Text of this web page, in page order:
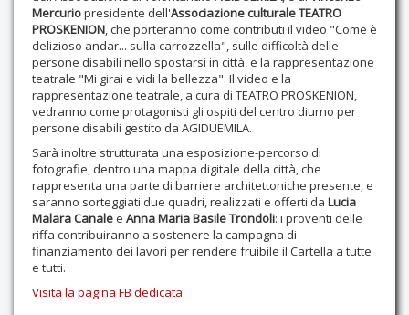
Mercuriopresidente dell'Associazione culturale TEATRO
PROSKENION, che porteranno come contributi il video "Come è
delizioso andar... sulla carrozzella", sulle difficoltà delle
persone disabili nello spostarsi in città, e la rappresentazione
teatrale "Mi girai e vidi la bellezza". Il video e la
rappresentazione teatrale, a cura di TEATRO PROSKENION,
vedranno come protagonisti gli ospiti del centro diurno per
persone disabili gestito da AGIDUEMILA.
Sarà inoltre strutturata una esposizione-percorso di
fotografie, dentro una mappa digitale della città, che
rappresenta una parte di barriere architettoniche presente, e
saranno sorteggiati due quadri, realizzati e offerti da Lucia
Malara Canalee Anna Maria Basile Trondoli: i proventi delle
riffa contribuiranno a sostenere la campagna di
finanziamento dei lavori per rendere fruibile il Cartella a tutte
e tutti.
Visita la pagina FB dedicata